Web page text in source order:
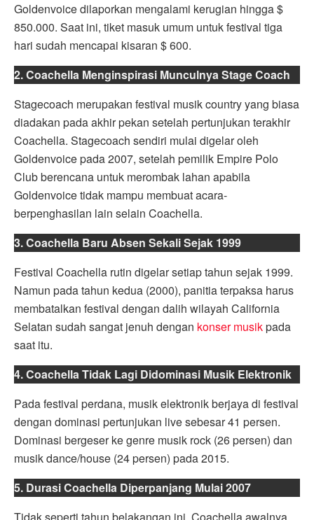
Goldenvoice dilaporkan mengalami kerugian hingga $
850.000. Saat ini, tiket masuk umum untuk festival tiga
hari sudah mencapai kisaran $ 600.
2. Coachella Menginspirasi Munculnya Stage Coach
Stagecoach merupakan festival musik country yang biasa
diadakan pada akhir pekan setelah pertunjukan terakhir
Coachella. Stagecoach sendiri mulai digelar oleh
Goldenvoice pada 2007, setelah pemilik Empire Polo
Club berencana untuk merombak lahan apabila
Goldenvoice tidak mampu membuat acara-
berpenghasilan lain selain Coachella.
3. Coachella Baru Absen Sekali Sejak 1999
Festival Coachella rutin digelar setiap tahun sejak 1999.
Namun pada tahun kedua (2000), panitia terpaksa harus
membatalkan festival dengan dalih wilayah California
Selatan sudah sangat jenuh dengan konser musikpada
saat itu.
4. Coachella Tidak Lagi Didominasi Musik Elektronik
Pada festival perdana, musik elektronik berjaya di festival
dengan dominasi pertunjukan live sebesar 41 persen.
Dominasi bergeser ke genre musik rock (26 persen) dan
musik dance/house (24 persen) pada 2015.
5. Durasi Coachella Diperpanjang Mulai 2007